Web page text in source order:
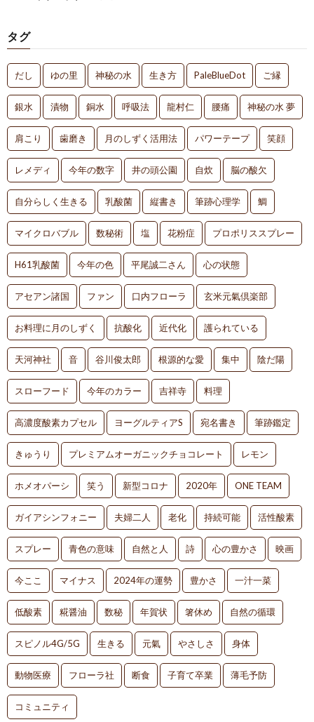
タグ
だし ゆの里 神秘の水 生き方 PaleBlueDot ご縁
銀水 漬物 銅水 呼吸法 龍村仁 腰痛 神秘の水 夢
肩こり 歯磨き 月のしずく活用法 パワーテープ 笑顔
レメディ 今年の数字 井の頭公園 自炊 脳の酸欠
自分らしく生きる 乳酸菌 縦書き 筆跡心理学 鯛
マイクロバブル 数秘術 塩 花粉症 プロポリススプレー
H61乳酸菌 今年の色 平尾誠二さん 心の状態
アセアン諸国 ファン 口内フローラ 玄米元氣倶楽部
お料理に月のしずく 抗酸化 近代化 護られている
天河神社 音 谷川俊太郎 根源的な愛 集中 陰だ陽
スローフード 今年のカラー 吉祥寺 料理
高濃度酸素カプセル ヨーグルティアS 宛名書き 筆跡鑑定
きゅうり プレミアムオーガニックチョコレート レモン
ホメオパーシ 笑う 新型コロナ 2020年 ONE TEAM
ガイアシンフォニー 夫婦二人 老化 持続可能 活性酸素
スプレー 青色の意味 自然と人 詩 心の豊かさ 映画
今ここ マイナス 2024年の運勢 豊かさ 一汁一菜
低酸素 糀醤油 数秘 年賀状 箸休め 自然の循環
スピノル4G/5G 生きる 元氣 やさしさ 身体
動物医療 フローラ社 断食 子育て卒業 薄毛予防
コミュニティ